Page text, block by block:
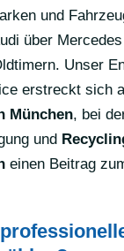
und
über
Unser
erstreckt sich
München, bei
und
einen Beitrag